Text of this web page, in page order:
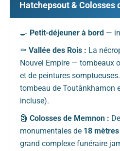
Hatchepsout & Colosses
🍳 Petit-déjeuner à bord —
⚰️ Vallée des Rois : La
Nouvel Empire — tombeaux
et de peintures
tombeau de Toutânkhamon
incluse).
🗿 Colosses de Memnon :
monumentales de 18 mètres
grand complexe funéraire